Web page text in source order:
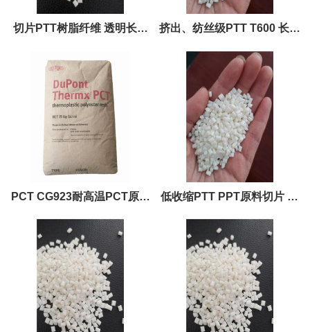
切片PTT树脂纤维 透明长丝
1171 光面级
挤出、纺丝级PTT T600 长期
PTT塑胶树脂
PCT CG923耐高温PCT原料
高透明聚酯塑料
低收缩PTT PPT原料切片 改
性低收缩 高透明聚酯切片